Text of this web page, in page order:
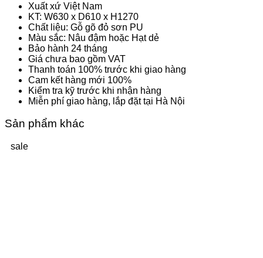
Xuất xứ Việt Nam
KT: W630 x D610 x H1270
Chất liệu: Gỗ gõ đỏ sơn PU
Màu sắc: Nâu đậm hoặc Hạt dẻ
Bảo hành 24 tháng
Giá chưa bao gồm VAT
Thanh toán 100% trước khi giao hàng
Cam kết hàng mới 100%
Kiểm tra kỹ trước khi nhận hàng
Miễn phí giao hàng, lắp đặt tại Hà Nội
Sản phẩm khác
sale